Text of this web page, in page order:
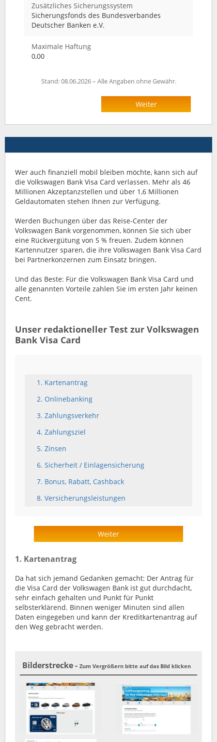
Zusätzliches Sicherungssystem
Sicherungsfonds des Bundesverbandes
Deutscher Banken e.V.
Maximale Haftung
0,00
Stand: 08.06.2026 – Alle Angaben ohne Gewähr.
Weiter
Wer auch finanziell mobil bleiben möchte, kann sich auf
die Volkswagen Bank Visa Card verlassen. Mehr als 46
Millionen Akzeptanzstellen und über 1,6 Millionen
Geldautomaten stehen Ihnen zur Verfügung.
Werden Buchungen über das Reise-Center der
Volkswagen Bank vorgenommen, können Sie sich über
eine Rückvergütung von 5 % freuen. Zudem können
Kartennutzer sparen, die ihre Volkswagen Bank Visa Card
bei Partnerkonzernen zum Einsatz bringen.
Und das Beste: Für die Volkswagen Bank Visa Card und
alle genannten Vorteile zahlen Sie im ersten Jahr keinen
Cent.
Unser redaktioneller Test zur Volkswagen
Bank Visa Card
1. Kartenantrag
2. Onlinebanking
3. Zahlungsverkehr
4. Zahlungsziel
5. Zinsen
6. Sicherheit / Einlagensicherung
7. Bonus, Rabatt, Cashback
8. Versicherungsleistungen
Weiter
1. Kartenantrag
Da hat sich jemand Gedanken gemacht: Der Antrag für
die Visa Card der Volkswagen Bank ist gut durchdacht,
sehr einfach gehalten und Punkt für Punkt
selbsterklärend. Binnen weniger Minuten sind allen
Daten eingegeben und kann der Kreditkartenantrag auf
den Weg gebracht werden.
Bilderstrecke - Zum Vergrößern bitte auf das Bild klicken